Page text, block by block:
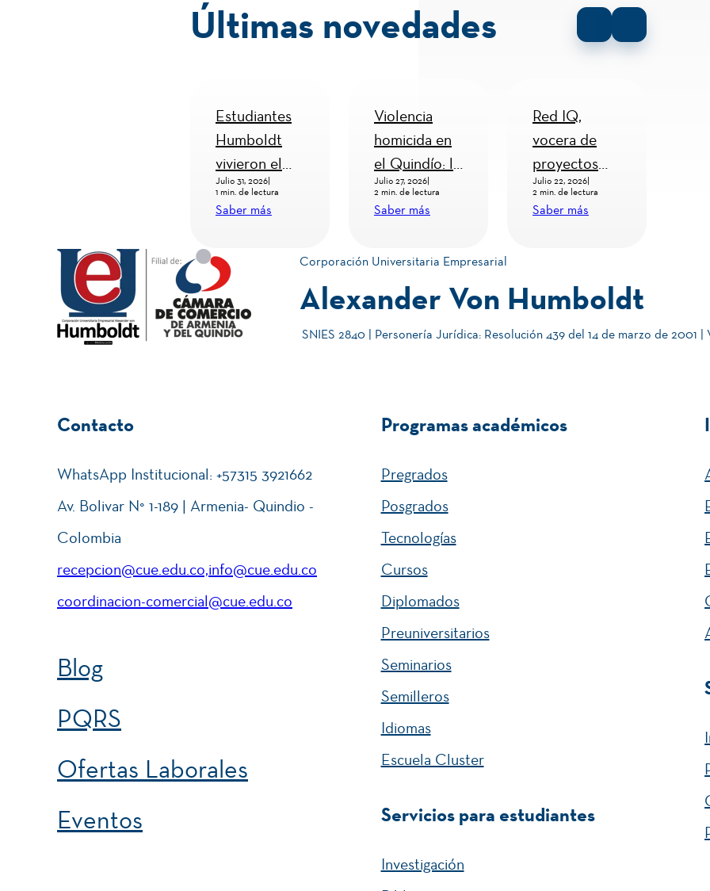
Últimas novedades
internacional
Estudiantes
Humboldt
vivieron el
Derecho
Constitucion
realidad
ciudadana de
la Personería
Julio 31, 2026|
1 min. de lectura
Saber más
Violencia
homicida en
el Quindío: la
necesidad de
investigar
comprender
y prevenir
Julio 27, 2026|
2 min. de lectura
Saber más
Red IQ,
vocera de
proyectos
quindianos
ante el
entrante
Julio 22, 2026|
2 min. de lectura
Saber más
Corporación Universitaria Empresarial
Alexander Von Humboldt
SNIES 2840 | Personería Jurídica: Resolución 439 del 14 de marzo de 2001
Contacto
WhatsApp Institucional: +57315 3921662
Av. Bolivar N° 1-189 | Armenia- Quindio -
Colombia
recepcion@cue.edu.co,info@cue.edu.co
coordinacion-comercial@cue.edu.co
Blog
PQRS
Ofertas Laborales
Eventos
Programas académicos
Pregrados
Posgrados
Tecnologías
Cursos
Diplomados
Preuniversitarios
Seminarios
Semilleros
Idiomas
Escuela Cluster
Servicios para estudiantes
Investigación